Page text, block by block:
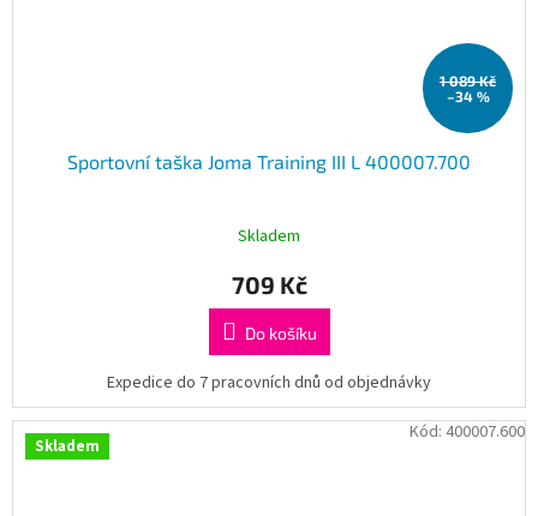
1 089 Kč
–34 %
Sportovní taška Joma Training III L 400007.700
Skladem
709 Kč
Do košíku
Expedice do 7 pracovních dnů od objednávky
Skladem
Kód: 400007.600